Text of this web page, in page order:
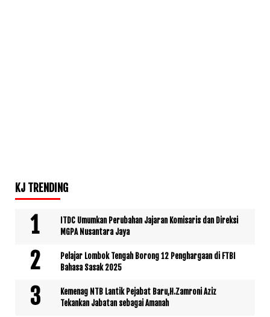
KJ TRENDING
ITDC Umumkan Perubahan Jajaran Komisaris dan Direksi
MGPA Nusantara Jaya
Pelajar Lombok Tengah Borong 12 Penghargaan di FTBI
Bahasa Sasak 2025
Kemenag NTB Lantik Pejabat Baru,H.Zamroni Aziz
Tekankan Jabatan sebagai Amanah